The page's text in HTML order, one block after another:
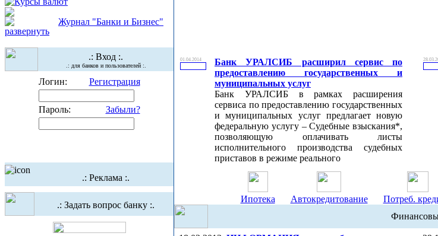
Журнал "Банки и Бизнес"
.: Вход :.
.: для банков и пользователей :.
Логин: Регистрация
Пароль: Забыли?
.: Реклама :.
.: Задать вопрос банку :.
01.04.2014
Банк УРАЛСИБ расширил сервис по
предоставлению государственных и
муниципальных услуг
Банк УРАЛСИБ в рамках расширения
сервиса по предоставлению государственных
и муниципальных услуг предлагает новую
федеральную услугу – Судебные взыскания*,
позволяющую оплачивать листы
исполнительного производства судебных
приставов в режиме реального
Ипотека Автокредитование Потреб.